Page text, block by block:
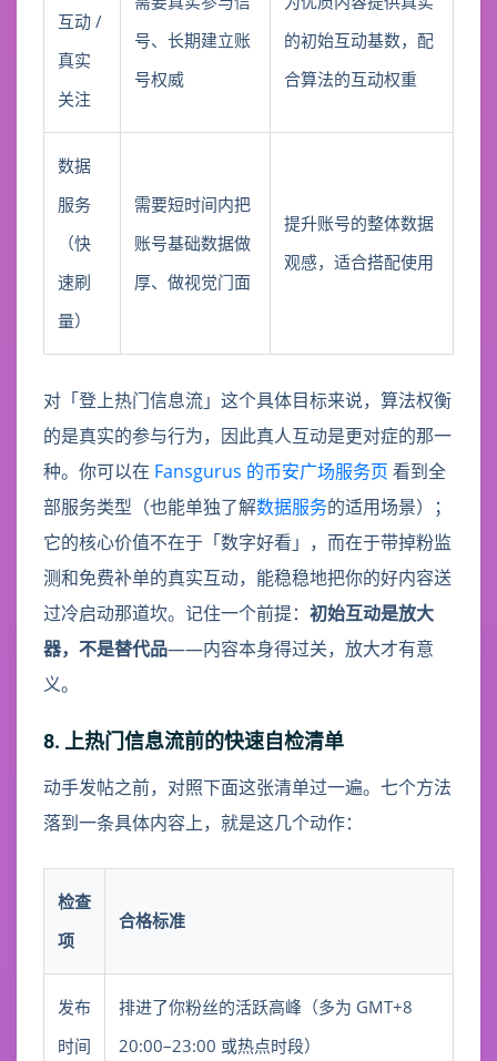
互动 /
真实
关注
号、长期建立账
号权威
的初始互动基数，配
合算法的互动权重
数据
服务
（快
速刷
量）
需要短时间内把
账号基础数据做
厚、做视觉门面
提升账号的整体数据
观感，适合搭配使用
对「登上热门信息流」这个具体目标来说，算法权衡
的是真实的参与行为，因此真人互动是更对症的那一
种。你可以在 Fansgurus 的币安广场服务页 看到全
部服务类型（也能单独了解数据服务的适用场景）；
它的核心价值不在于「数字好看」，而在于带掉粉监
测和免费补单的真实互动，能稳稳地把你的好内容送
过冷启动那道坎。记住一个前提： 初始互动是放大
器，不是替代品——内容本身得过关，放大才有意
义。
8. 上热门信息流前的快速自检清单
动手发帖之前，对照下面这张清单过一遍。七个方法
落到一条具体内容上，就是这几个动作：
检查
项
合格标准
发布
时间
排进了你粉丝的活跃高峰（多为 GMT+8
20:00–23:00 或热点时段）